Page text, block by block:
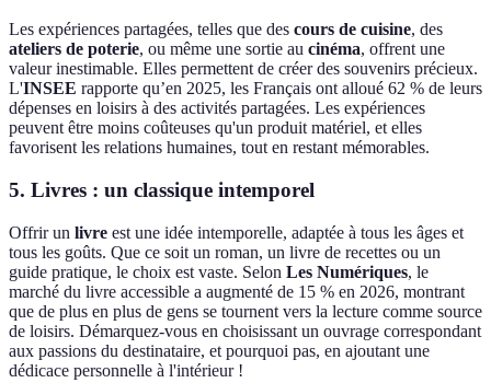
Les expériences partagées, telles que des cours de cuisine, des
ateliers de poterie, ou même une sortie au cinéma, offrent une
valeur inestimable. Elles permettent de créer des souvenirs précieux.
L'INSEE rapporte qu’en 2025, les Français ont alloué 62 % de leurs
dépenses en loisirs à des activités partagées. Les expériences
peuvent être moins coûteuses qu'un produit matériel, et elles
favorisent les relations humaines, tout en restant mémorables.
5. Livres : un classique intemporel
Offrir un livre est une idée intemporelle, adaptée à tous les âges et
tous les goûts. Que ce soit un roman, un livre de recettes ou un
guide pratique, le choix est vaste. Selon Les Numériques, le
marché du livre accessible a augmenté de 15 % en 2026, montrant
que de plus en plus de gens se tournent vers la lecture comme source
de loisirs. Démarquez-vous en choisissant un ouvrage correspondant
aux passions du destinataire, et pourquoi pas, en ajoutant une
dédicace personnelle à l'intérieur !